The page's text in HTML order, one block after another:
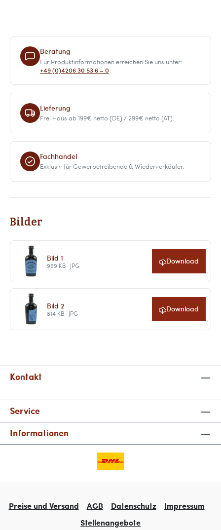
Beratung
Für Produktinformationen erreichen Sie uns unter:
+49 (0)4206 30 53 6 – 0
Lieferung
Frei Haus ab 199€ netto (DE) / 299€ netto (AT).
Fachhandel
Exklusiv für Gewerbetreibende & Wiederverkäufer.
Bilder
Bild 1
969 KB · JPG Download
Bild 2
814 KB · JPG Download
Kontakt
Service
Informationen
Preise und Versand AGB Datenschutz
Impressum
Stellenangebote